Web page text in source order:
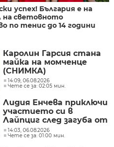
успех! България е на
на световното
по тенис до 14 години
Каролин Гарсия стана
майка на момченце
(СНИМКА)
14:09, 06.08.2026
Чете се за: 02:05 мин.
Лидия Енчева приключи
участието си в
Лайпциг след загуба от
поставена в топ 6
14:03, 06.08.2026
Чете се за: 01:00 мин.